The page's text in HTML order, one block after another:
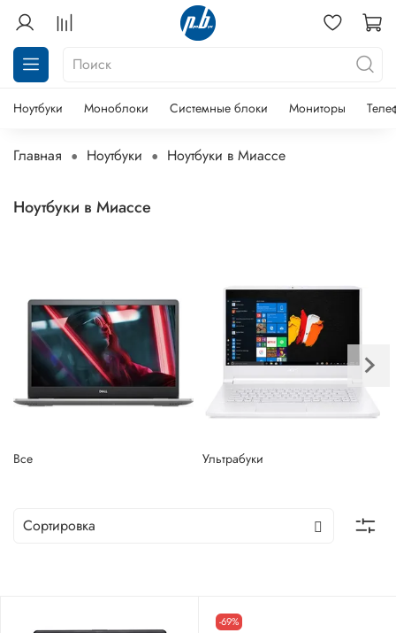
Ноутбуки Моноблоки Системные блоки Мониторы
Главная Ноутбуки Ноутбуки в Миассе
Ноутбуки в Миассе
Все Ультрабуки
-69%